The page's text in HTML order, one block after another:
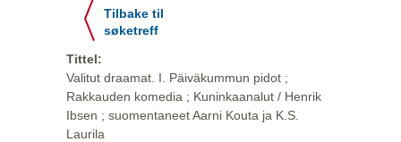
Tilbake til
søketreff
Tittel:
Valitut draamat. I. Päiväkummun pidot ;
Rakkauden komedia ; Kuninkaanalut / Henrik
Ibsen ; suomentaneet Aarni Kouta ja K.S.
Laurila